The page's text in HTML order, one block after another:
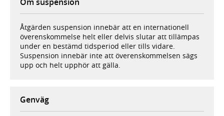
Åtgärden suspension innebär att en internationell
överenskommelse helt eller delvis slutar att tillämpas
under en bestämd tidsperiod eller tills vidare.
Suspension innebär inte att överenskommelsen sägs
upp och helt upphör att gälla.
Genväg